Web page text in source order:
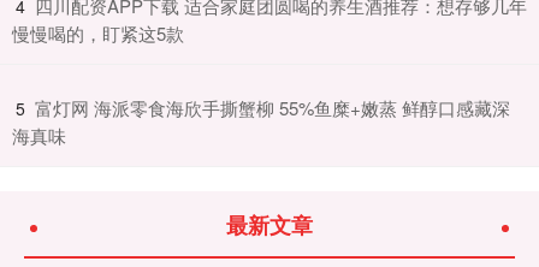
4
慢慢喝的，盯紧这5款
5 ​富灯网 海派零食海欣手撕蟹柳 55%鱼糜+嫩蒸 鲜醇口感藏深
海真味
最新文章